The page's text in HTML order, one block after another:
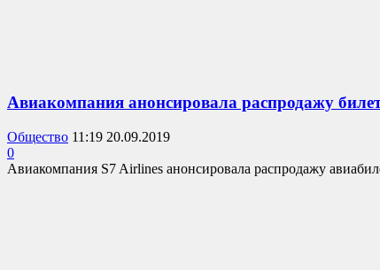
Авиакомпания анонсировала распродажу
Общество 11:19 20.09.2019
0
Авиакомпания S7 Airlines анонсировала распродажу